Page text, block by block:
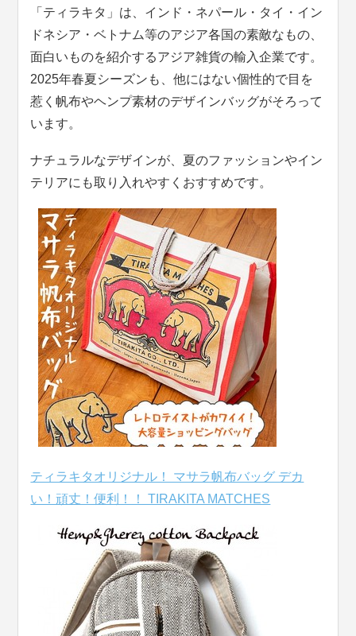
「ティラキタ」は、インド・ネパール・タイ・イン
ドネシア・ベトナム等のアジア各国の素敵なもの、
面白いものを紹介するアジア雑貨の輸入企業です。
2025年春夏シーズンも、他にはない個性的で目を
惹く帆布やヘンプ素材のデザインバッグがそろって
います。
ナチュラルなデザインが、夏のファッションやイン
テリアにも取り入れやすくおすすめです。
ティラキタオリジナル！ マサラ帆布バッグ デカ
い！頑丈！便利！！ TIRAKITA MATCHES